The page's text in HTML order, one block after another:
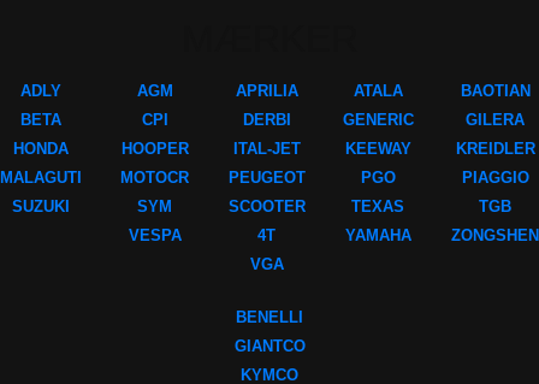
ADLY
BETA
HONDA
MALAGUTI
SUZUKI
AGM
CPI
HOOPER
MOTOCR
SYM
VESPA
APRILIA
DERBI
ITAL-JET
PEUGEOT
SCOOTER
4T
VGA
ATALA
GENERIC
KEEWAY
PGO
TEXAS
YAMAHA
BAOTIAN
GILERA
KREIDLER
PIAGGIO
TGB
ZONGSHEN
BENELLI
GIANTCO
KYMCO